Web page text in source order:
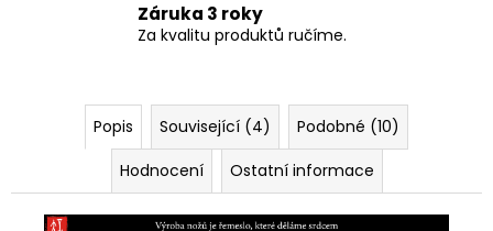
Záruka 3 roky
Popis Související (4)
Podobné (10)
Hodnocení
Ostatní informace